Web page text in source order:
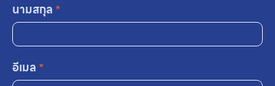
นามสกุล *
อีเมล *